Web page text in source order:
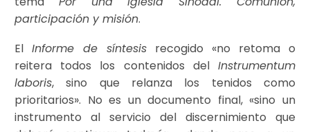
participación y misión.
El Informe de síntesis recogido «no retoma o
reitera todos los contenidos del Instrumentum
laboris, sino que relanza los tenidos como
prioritarios». No es un documento final, «sino un
instrumento al servicio del discernimiento que